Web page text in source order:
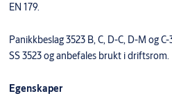
EN 179.
Panikkbeslag 3523 B, C, D-C, D-M og
SS 3523 og anbefales brukt i driftsrom.
Egenskaper